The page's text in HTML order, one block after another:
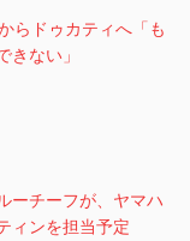
らドゥカティへ「も
きない」
ーチーフが、ヤマハ
ィンを担当予定